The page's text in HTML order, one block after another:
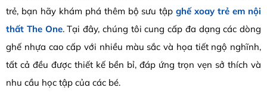
trẻ, bạn hãy khám phá thêm bộ sưu tậpghế xoay trẻ em nội
thất The One. Tại đây, chúng tôi cung cấp đa dạng các dòng
ghế nhựa cao cấp với nhiều màu sắc và họa tiết ngộ nghĩnh,
tất cả đều được thiết kế bền bỉ, đáp ứng trọn vẹn sở thích và
nhu cầu học tập của các bé.